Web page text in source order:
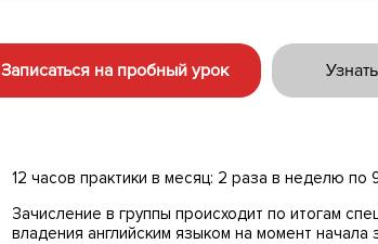
Записаться на пробный урок
12 часов практики в месяц: 2 раза в неделю по
Зачисление в группы происходит по итогам
владения английским языком на момент